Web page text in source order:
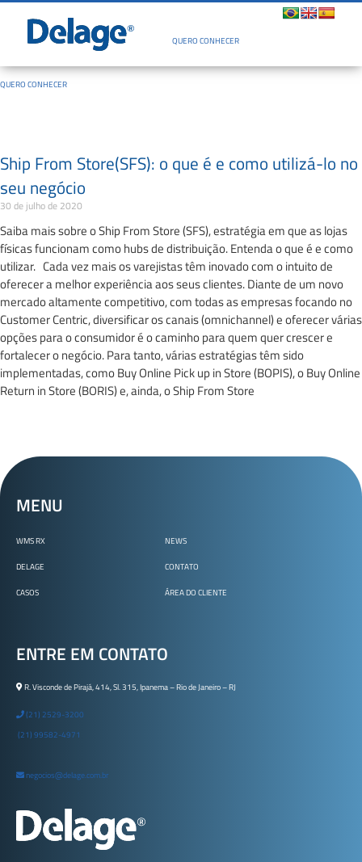
QUERO CONHECER
QUERO CONHECER
Ship From Store(SFS): o que é e como utilizá-lo no
seu negócio
30 de julho de 2020
Saiba mais sobre o Ship From Store (SFS), estratégia em que as lojas
físicas funcionam como hubs de distribuição. Entenda o que é e como
utilizar. Cada vez mais os varejistas têm inovado com o intuito de
oferecer a melhor experiência aos seus clientes. Diante de um novo
mercado altamente competitivo, com todas as empresas focando no
Customer Centric, diversificar os canais (omnichannel) e oferecer várias
opções para o consumidor é o caminho para quem quer crescer e
fortalecer o negócio. Para tanto, várias estratégias têm sido
implementadas, como Buy Online Pick up in Store (BOPIS), o Buy Online
Return in Store (BORIS) e, ainda, o Ship From Store
MENU
WMS RX
DELAGE
CASOS
NEWS
CONTATO
ÁREA DO CLIENTE
ENTRE EM CONTATO
R. Visconde de Pirajá, 414, Sl. 315, Ipanema – Rio de Janeiro – RJ
(21) 2529-3200
(21) 99582-4971
negocios@delage.com.br